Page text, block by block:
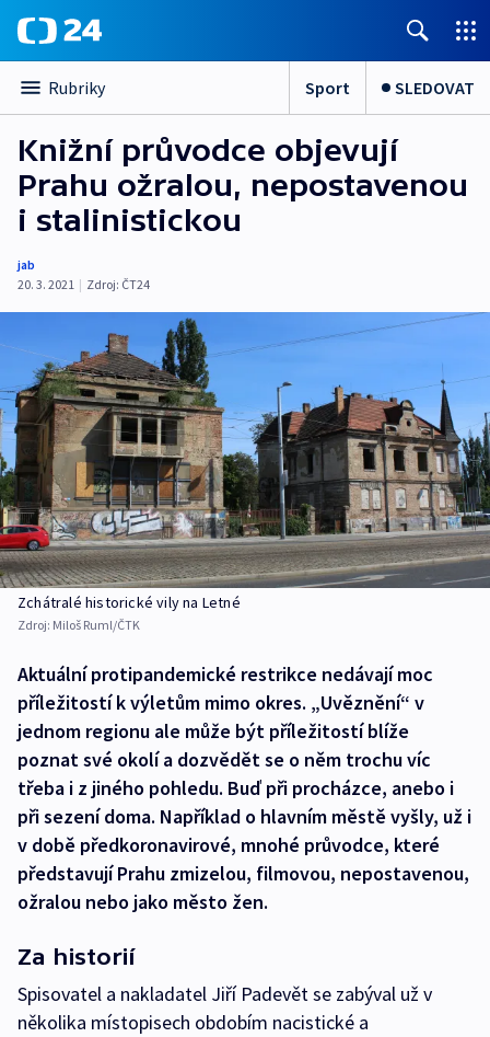
Rubriky Sport SLEDOVAT
Knižní průvodce objevují
Prahu ožralou, nepostavenou
i stalinistickou
jab
20. 3. 2021 | Zdroj: ČT24
Zchátralé historické vily na Letné
Zdroj: Miloš Ruml/ČTK
Aktuální protipandemické restrikce nedávají moc
příležitostí k výletům mimo okres. „Uvěznění“ v
jednom regionu ale může být příležitostí blíže
poznat své okolí a dozvědět se o něm trochu víc
třeba i z jiného pohledu. Buď při procházce, anebo i
při sezení doma. Například o hlavním městě vyšly, už i
v době předkoronavirové, mnohé průvodce, které
představují Prahu zmizelou, filmovou, nepostavenou,
ožralou nebo jako město žen.
Za historií
Spisovatel a nakladatel Jiří Padevět se zabýval už v
několika místopisech obdobím nacistické a